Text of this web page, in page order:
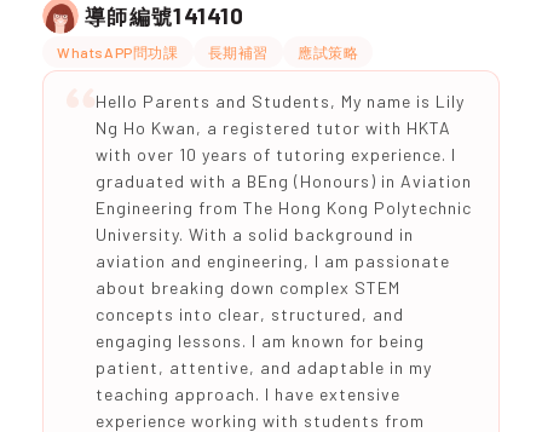
導師編號141410
WhatsAPP問功課 長期補習 應試策略
Hello Parents and Students, My name is Lily
Ng Ho Kwan, a registered tutor with HKTA
with over 10 years of tutoring experience. I
graduated with a BEng (Honours) in Aviation
Engineering from The Hong Kong Polytechnic
University. With a solid background in
aviation and engineering, I am passionate
about breaking down complex STEM
concepts into clear, structured, and
engaging lessons. I am known for being
patient, attentive, and adaptable in my
teaching approach. I have extensive
experience working with students from